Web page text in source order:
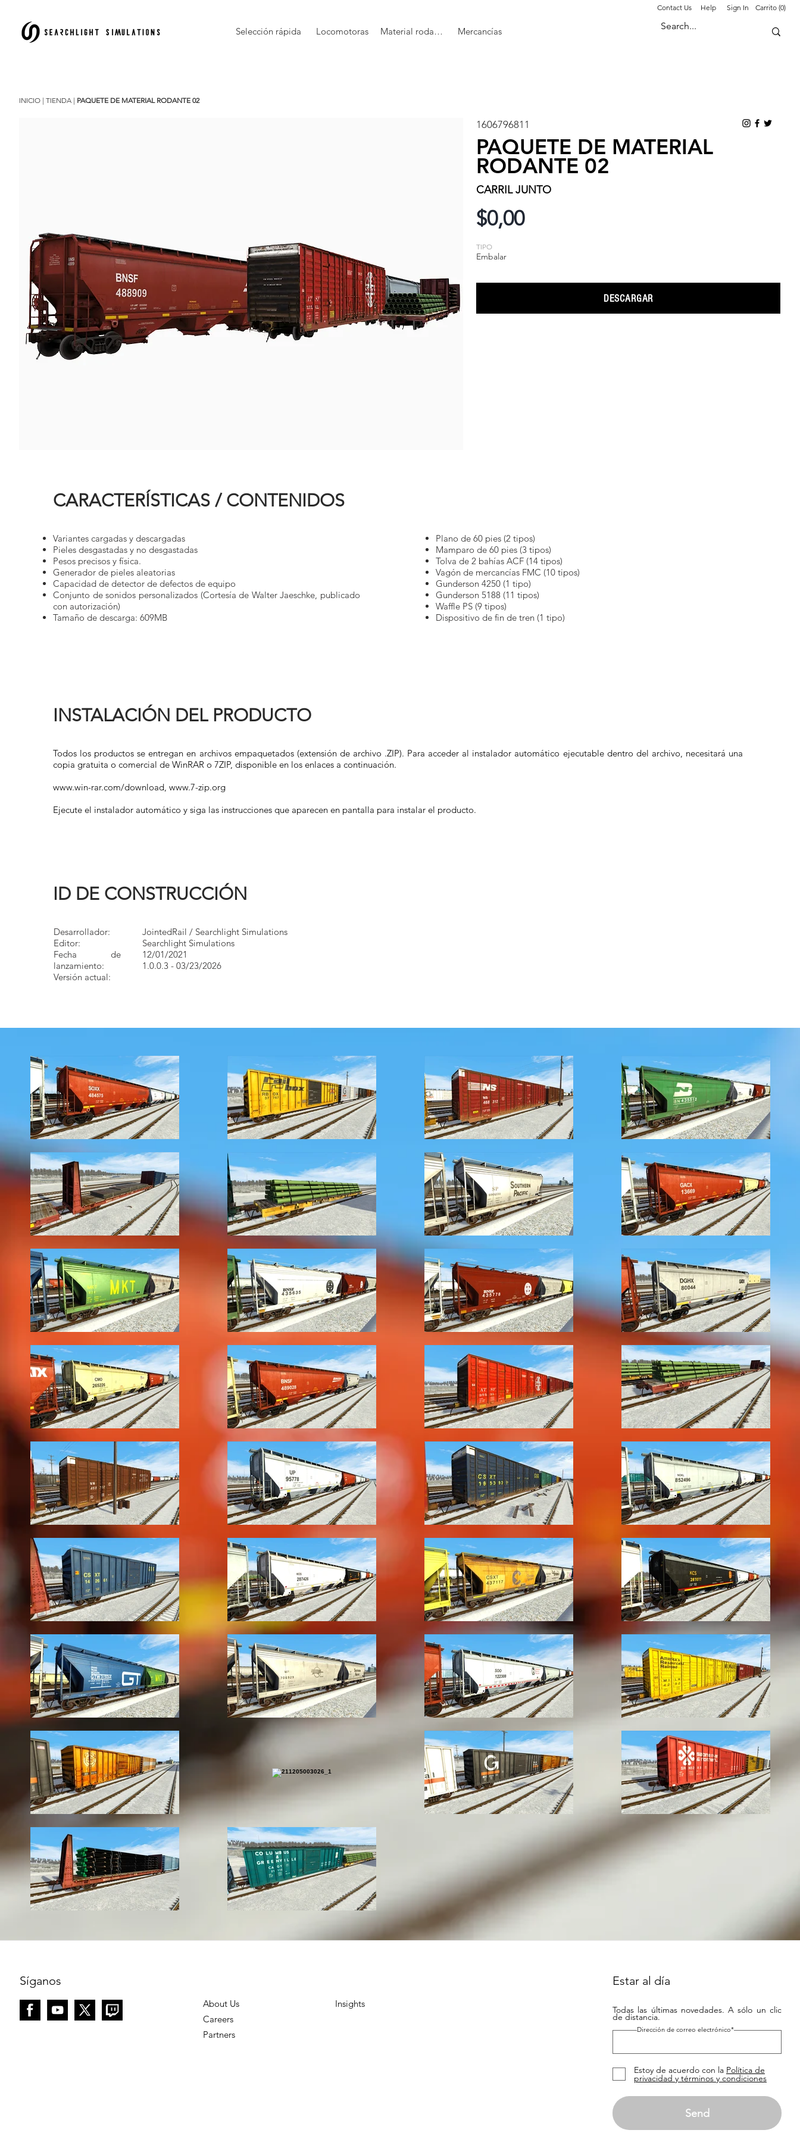
Contact Us Help Sign In Carrito (0)
Selección rápida Locomotoras Material rodante Mercancías
INICIO | TIENDA | PAQUETE DE MATERIAL RODANTE 02
1606796811
PAQUETE DE MATERIAL
RODANTE 02
CARRIL JUNTO
$0,00
TIPO
Embalar
DESCARGAR
CARACTERÍSTICAS / CONTENIDOS
Variantes cargadas y descargadas
Pieles desgastadas y no desgastadas
Pesos precisos y física.
Generador de pieles aleatorias
Capacidad de detector de defectos de equipo
Conjunto de sonidos personalizados (Cortesía de Walter Jaeschke, publicado
con autorización)
Tamaño de descarga: 609MB
Plano de 60 pies (2 tipos)
Mamparo de 60 pies (3 tipos)
Tolva de 2 bahías ACF (14 tipos)
Vagón de mercancías FMC (10 tipos)
Gunderson 4250 (1 tipo)
Gunderson 5188 (11 tipos)
Waffle PS (9 tipos)
Dispositivo de fin de tren (1 tipo)
INSTALACIÓN DEL PRODUCTO
Todos los productos se entregan en archivos empaquetados (extensión de archivo .ZIP). Para acceder al instalador automático ejecutable dentro del archivo, necesitará una
copia gratuita o comercial de WinRAR o 7ZIP, disponible en los enlaces a continuación.
www.win-rar.com/download, www.7-zip.org
Ejecute el instalador automático y siga las instrucciones que aparecen en pantalla para instalar el producto.
ID DE CONSTRUCCIÓN
Desarrollador:
Editor:
Fecha de
lanzamiento:
Versión actual:
JointedRail / Searchlight Simulations
Searchlight Simulations
12/01/2021
1.0.0.3 - 03/23/2026
Síganos
About Us
Careers
Partners
Insights
Estar al día
Todas las últimas novedades. A sólo un clic
de distancia.
Dirección de correo electrónico*
Estoy de acuerdo con la Política de
privacidad y términos y condiciones
Send